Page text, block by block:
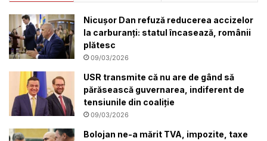
Nicușor Dan refuză reducerea accizelor
la carburanți: statul încasează, românii
plătesc
09/03/2026
USR transmite că nu are de gând să
părăsească guvernarea, indiferent de
tensiunile din coaliție
09/03/2026
Bolojan ne-a mărit TVA, impozite, taxe